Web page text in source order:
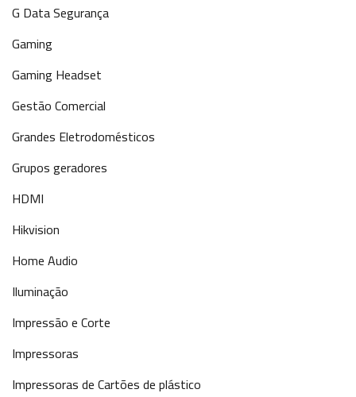
G Data Segurança
Gaming
Gaming Headset
Gestão Comercial
Grandes Eletrodomésticos
Grupos geradores
HDMI
Hikvision
Home Audio
Iluminação
Impressão e Corte
Impressoras
Impressoras de Cartões de plástico